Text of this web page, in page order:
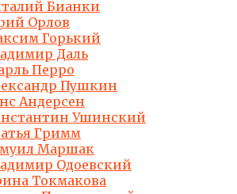
Бианки
Орлов
Горький
Даль
Перро
Пушкин
Андерсен
Ушинский
Гримм
Маршак
Одоевский
Токмакова